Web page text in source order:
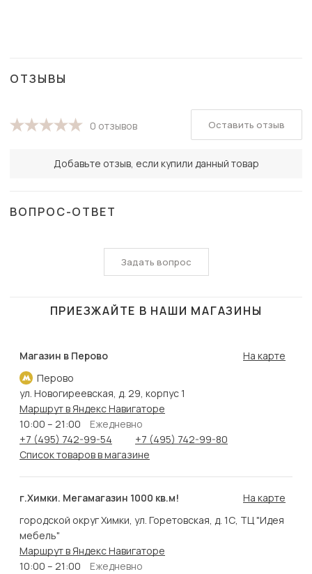
ОТЗЫВЫ
0 отзывов
Добавьте отзыв, если купили данный товар
Оставить отзыв
ВОПРОС-ОТВЕТ
Задать вопрос
ПРИЕЗЖАЙТЕ В НАШИ МАГАЗИНЫ
Магазин в Перово
Перово
На карте
ул. Новогиреевская, д. 29, корпус 1
Маршрут в Яндекс Навигаторе
10:00 – 21:00
Ежедневно
+7 (495) 742-99-54
+7 (495) 742-99-80
Список товаров в магазине
г.Химки. Мегамагазин 1000 кв.м!
На карте
городской округ Химки, ул. Горетовская, д. 1С, ТЦ "Идея
мебель"
Маршрут в Яндекс Навигаторе
10:00 – 21:00
Ежедневно